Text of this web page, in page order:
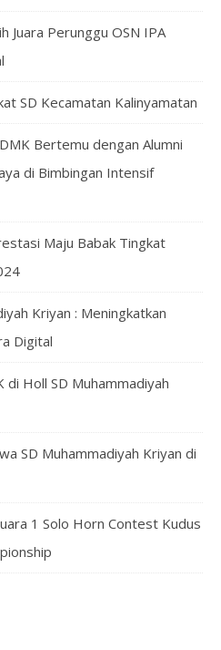
Juara Perunggu OSN IPA
SD Kecamatan Kalinyamatan
Bertemu dengan Alumni
di Bimbingan Intensif
Maju Babak Tingkat
Kriyan : Meningkatkan
Digital
di Holl SD Muhammadiyah
SD Muhammadiyah Kriyan di
1 Solo Horn Contest Kudus